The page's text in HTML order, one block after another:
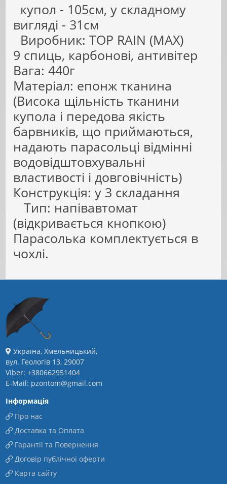
купол - 105см, у складному
вигляді - 31см
Виробник: TOP RAIN (MAX)
9 спиць, карбонові, антивітер
Вага: 440г
Матеріал: епонж тканина
(Висока щільність тканини
купола і передова якість
барвників, що приймаються,
надають парасольці відмінні
водовідштовхувальні
властивості і довговічність)
Конструкція: у 3 складання
Тип: напівавтомат
(відкривається кнопкою)
Парасолька комплектується в
чохлі.
Україна, Хмельницький,
вул. Геологів 13, 29007
Viber: +380662951404
E-Mail: pzontom@gmail.com
Інформація
Про нас
Доставка та Оплата
Гарантії та Повернення
Договір публічної оферти
Карта сайту